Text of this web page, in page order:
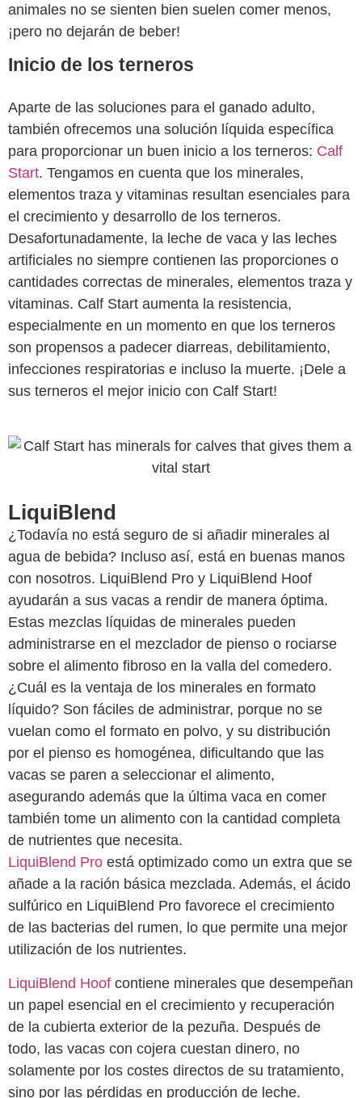
animales no se sienten bien suelen comer menos,
¡pero no dejarán de beber!
Inicio de los terneros
Aparte de las soluciones para el ganado adulto,
también ofrecemos una solución líquida específica
para proporcionar un buen inicio a los terneros: Calf
Start. Tengamos en cuenta que los minerales,
elementos traza y vitaminas resultan esenciales para
el crecimiento y desarrollo de los terneros.
Desafortunadamente, la leche de vaca y las leches
artificiales no siempre contienen las proporciones o
cantidades correctas de minerales, elementos traza y
vitaminas. Calf Start aumenta la resistencia,
especialmente en un momento en que los terneros
son propensos a padecer diarreas, debilitamiento,
infecciones respiratorias e incluso la muerte. ¡Dele a
sus terneros el mejor inicio con Calf Start!
LiquiBlend
¿Todavía no está seguro de si añadir minerales al
agua de bebida? Incluso así, está en buenas manos
con nosotros. LiquiBlend Pro y LiquiBlend Hoof
ayudarán a sus vacas a rendir de manera óptima.
Estas mezclas líquidas de minerales pueden
administrarse en el mezclador de pienso o rociarse
sobre el alimento fibroso en la valla del comedero.
¿Cuál es la ventaja de los minerales en formato
líquido? Son fáciles de administrar, porque no se
vuelan como el formato en polvo, y su distribución
por el pienso es homogénea, dificultando que las
vacas se paren a seleccionar el alimento,
asegurando además que la última vaca en comer
también tome un alimento con la cantidad completa
de nutrientes que necesita.
LiquiBlend Pro está optimizado como un extra que se
añade a la ración básica mezclada. Además, el ácido
sulfúrico en LiquiBlend Pro favorece el crecimiento
de las bacterias del rumen, lo que permite una mejor
utilización de los nutrientes.
LiquiBlend Hoof contiene minerales que desempeñan
un papel esencial en el crecimiento y recuperación
de la cubierta exterior de la pezuña. Después de
todo, las vacas con cojera cuestan dinero, no
solamente por los costes directos de su tratamiento,
sino por las pérdidas en producción de leche.